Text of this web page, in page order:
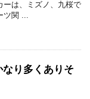
ーは、ミズノ、九桜で
ツ関 ...
り多くありそ